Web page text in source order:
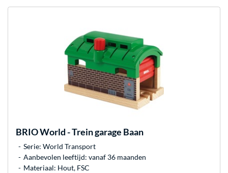
BRIOWorld - Trein garage Baan
Serie: World Transport
Aanbevolen leeftijd: vanaf 36 maanden
Materiaal: Hout, FSC